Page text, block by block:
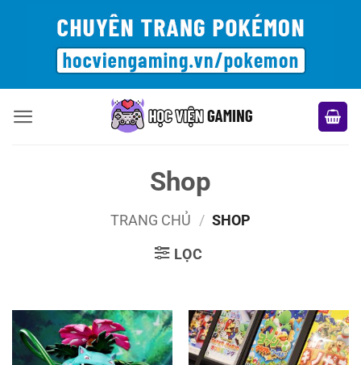
Shop
TRANG CHỦ / SHOP
LỌC